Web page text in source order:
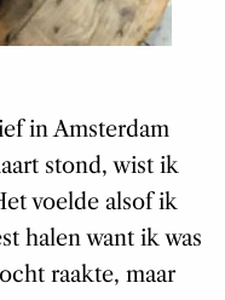
in Amsterdam
stond, wist ik
voelde alsof ik
halen want ik was
raakte, maar